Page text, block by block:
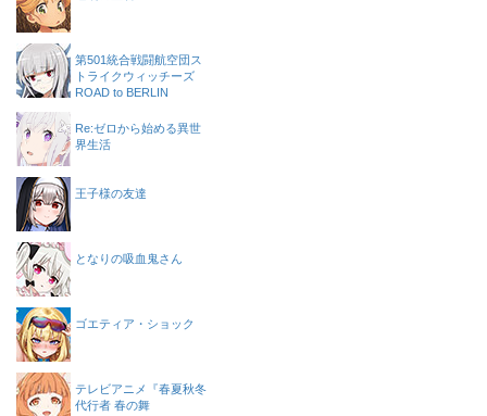
第501統合戦闘航空団ス
トライクウィッチーズ
ROAD to BERLIN
Re:ゼロから始める異世
界生活
王子様の友達
となりの吸血鬼さん
ゴエティア・ショック
テレビアニメ『春夏秋冬
代行者 春の舞